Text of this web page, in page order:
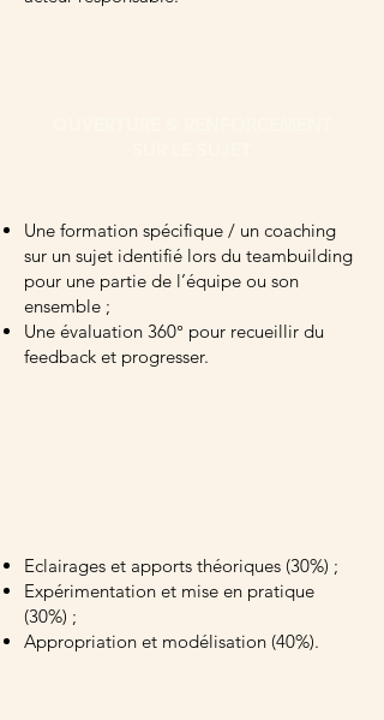
Une formation spécifique / un coaching
sur un sujet identifié lors du teambuilding
pour une partie de l’équipe ou son
ensemble ;
Une évaluation 360° pour recueillir du
feedback et progresser.
Eclairages et apports théoriques (30%) ;
Expérimentation et mise en pratique
(30%) ;
Appropriation et modélisation (40%).